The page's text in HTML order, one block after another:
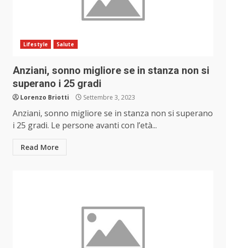
Lifestyle Salute
Anziani, sonno migliore se in stanza non si
superano i 25 gradi
Lorenzo Briotti Settembre 3, 2023
Anziani, sonno migliore se in stanza non si superano
i 25 gradi. Le persone avanti con l’età...
Read More